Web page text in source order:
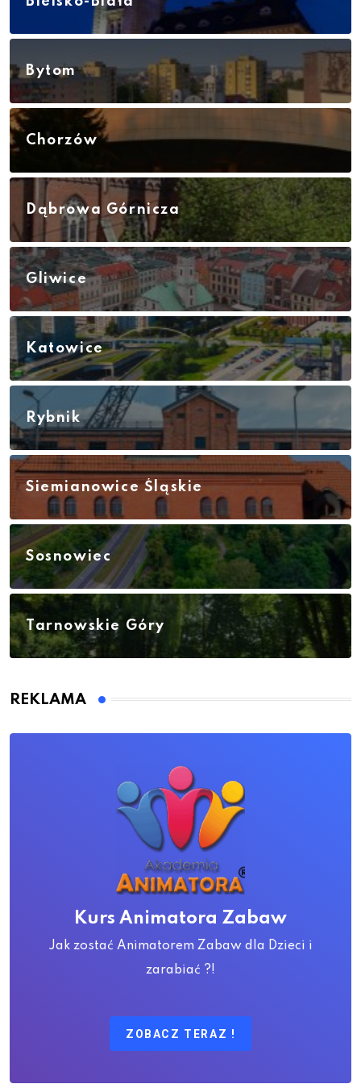
Bytom
Chorzów
Dąbrowa Górnicza
Gliwice
Katowice
Rybnik
Siemianowice Śląskie
Sosnowiec
Tarnowskie Góry
REKLAMA
Kurs Animatora Zabaw
Jak zostać Animatorem Zabaw dla Dzieci i
zarabiać ?!
ZOBACZ TERAZ !